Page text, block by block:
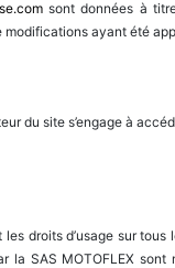
sont données à
ayant été
du site s’engage à
droits d’usage sur
la SAS MOTOFLEX